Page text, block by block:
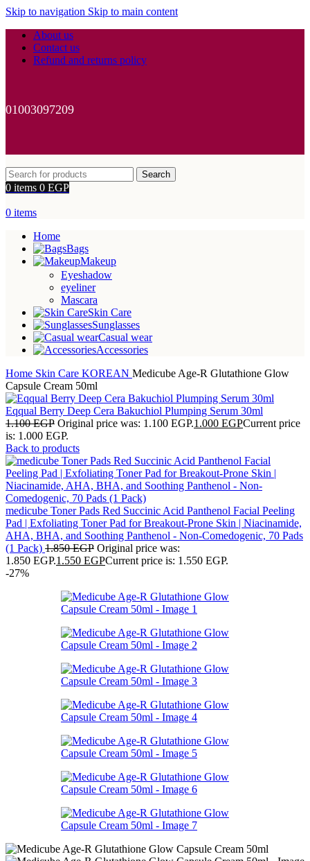
Skip to navigation Skip to main content
About us
Contact us
Refund and returns policy
01003097209
Search
0 items 0 EGP
0 items
Home
Bags
Makeup
Eyeshadow
eyeliner
Mascara
Skin Care
Sunglasses
Casual wear
Accessories
Home Skin Care KOREAN Medicube Age-R Glutathione Glow
Capsule Cream 50ml
Eqqual Berry Deep Cera Bakuchiol Plumping Serum 30ml
1.100EGP Original price was: 1.100 EGP.1.000 EGPCurrent price
is: 1.000 EGP.
Back to products
medicube Toner Pads Red Succinic Acid Panthenol Facial Peeling
Pad | Exfoliating Toner Pad for Breakout-Prone Skin | Niacinamide,
AHA, BHA, and Soothing Panthenol - Non-Comedogenic, 70 Pads
(1 Pack) 1.850EGP Original price was:
1.850 EGP.1.550 EGPCurrent price is: 1.550 EGP.
-27%